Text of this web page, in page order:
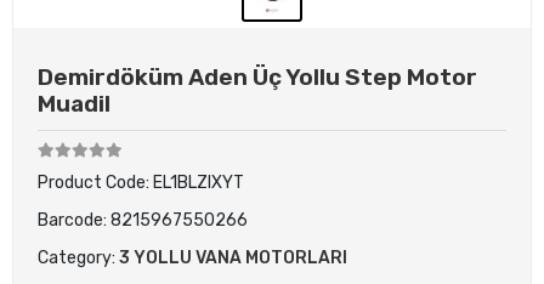
Demirdöküm Aden Üç Yollu Step Motor
Muadil
Product Code: EL1BLZIXYT
Barcode: 8215967550266
Category: 3 YOLLU VANA MOTORLARI